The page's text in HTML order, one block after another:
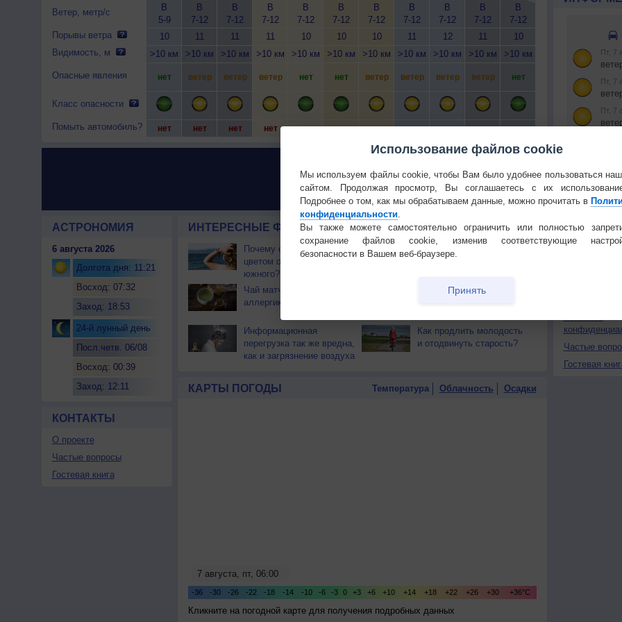
Ветер, метр/с
Порывы ветра
Видимость, м
Опасные явления
Класс опасности
Помыть автомобиль?
В
5-9
10
>10 км
нет
нет
В
7-12
11
>10 км
ветер
нет
В
7-12
11
>10 км
ветер
нет
В
7-12
11
>10 км
ветер
нет
В
7-12
10
>10 км
нет
нет
В
7-12
10
>10 км
нет
нет
В
7-12
10
>10 км
ветер
нет
В
7-12
11
>10 км
ветер
нет
В
7-12
12
>10 км
ветер
нет
В
7-12
11
>10 км
ветер
нет
В
7-12
10
>10 км
нет
нет нет
>10 км
нет
нет
АСТРОНОМИЯ
6 августа 2026
Долгота дня: 11:21
Восход: 07:32
Заход: 18:53
24-й лунный день
Посл.четв. 06/08
Восход: 00:39
Заход: 12:11
КОНТАКТЫ
О проекте
Частые вопросы
Гостевая книга
ИНТЕРЕСНЫЕ ФАКТЫ О ПРИРОДЕ И ЧЕЛОВЕКЕ
Почему северный загар
цветом отличается от
южного?
Букет сирени вреден для
здоровья
Чай матча может помочь
аллергикам
Какие месяцы выбирать
Информационная
перегрузка так же вредна,
как и загрязнение воздуха
Как продлить молодость
и отодвинуть старость?
КАРТЫ ПОГОДЫ Температура Облачность Осадки
Кликните на погодной карте для получения подробных данных
РЕКЛАМА
Частые
Гостевая
Использование файлов cookie
Мы используем файлы cookie, чтобы Вам было удобнее пользоваться
сайтом. Продолжая просмотр, Вы соглашаетесь с их
Подробнее о том, как мы обрабатываем данные, можно прочитать в
конфиденциальности.
Вы также можете самостоятельно ограничить или полностью
сохранение файлов cookie, изменив соответствующие
безопасности в Вашем веб-браузере.
Принять